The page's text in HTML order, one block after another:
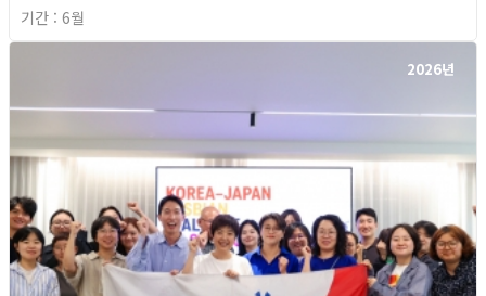
기간 : 6월
2026년